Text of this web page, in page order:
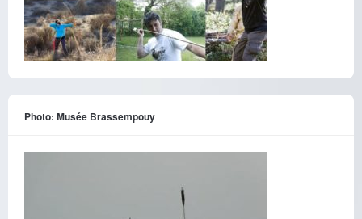
Photo: Musée Brassempouy